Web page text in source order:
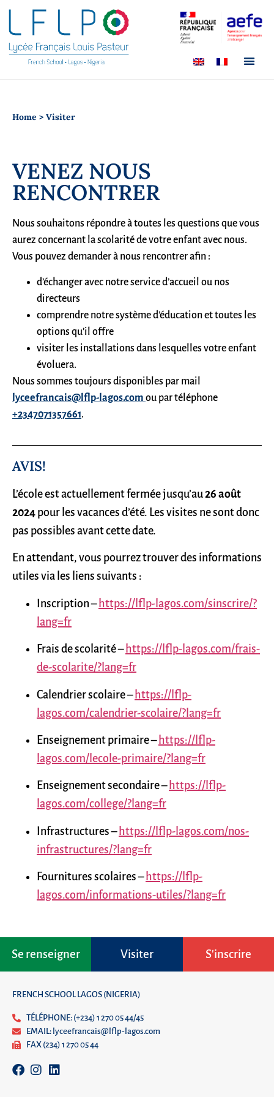
Home > Visiter
VENEZ NOUS
RENCONTRER
Nous souhaitons répondre à toutes les questions que vous
aurez concernant la scolarité de votre enfant avec nous.
Vous pouvez demander à nous rencontrer afin :
d’échanger avec notre service d’accueil ou nos
directeurs
comprendre notre système d’éducation et toutes les
options qu’il offre
visiter les installations dans lesquelles votre enfant
évoluera.
Nous sommes toujours disponibles par mail
lyceefrancais@lflp-lagos.com ou par téléphone
+2347071357661.
AVIS!
L’école est actuellement fermée jusqu’au26 août
2024 pour les vacances d’été. Les visites ne sont donc
pas possibles avant cette date.
En attendant, vous pourrez trouver des informations
utiles via les liens suivants :
Inscription – https://lflp-lagos.com/sinscrire/?
lang=fr
Frais de scolarité –https://lflp-lagos.com/frais-
de-scolarite/?lang=fr
Calendrier scolaire – https://lflp-
lagos.com/calendrier-scolaire/?lang=fr
Enseignement primaire – https://lflp-
lagos.com/lecole-primaire/?lang=fr
Enseignement secondaire –https://lflp-
lagos.com/college/?lang=fr
Infrastructures – https://lflp-lagos.com/nos-
infrastructures/?lang=fr
Fournitures scolaires –https://lflp-
lagos.com/informations-utiles/?lang=fr
Se renseigner Visiter S'inscrire
FRENCH SCHOOL LAGOS (NIGERIA)
TÉLÉPHONE: (+234) 1 270 05 44/45
EMAIL: lyceefrancais@lflp-lagos.com
FAX (234) 1 270 05 44